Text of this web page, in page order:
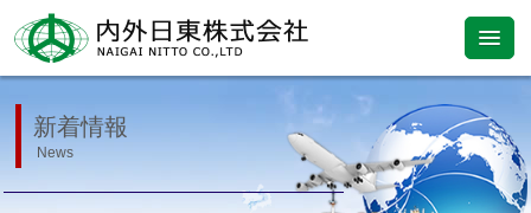
新着情報
News